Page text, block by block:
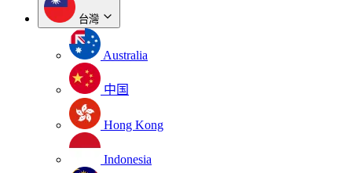
台灣
Australia
中国
Hong Kong
Indonesia